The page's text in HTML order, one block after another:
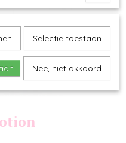
Selectie toestaan
Nee, niet akkoord